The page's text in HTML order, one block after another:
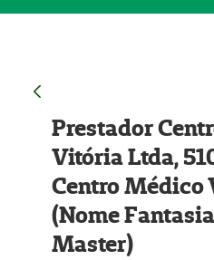
Prestador
Vitória Ltda,
Centro Médico
(Nome
Master)